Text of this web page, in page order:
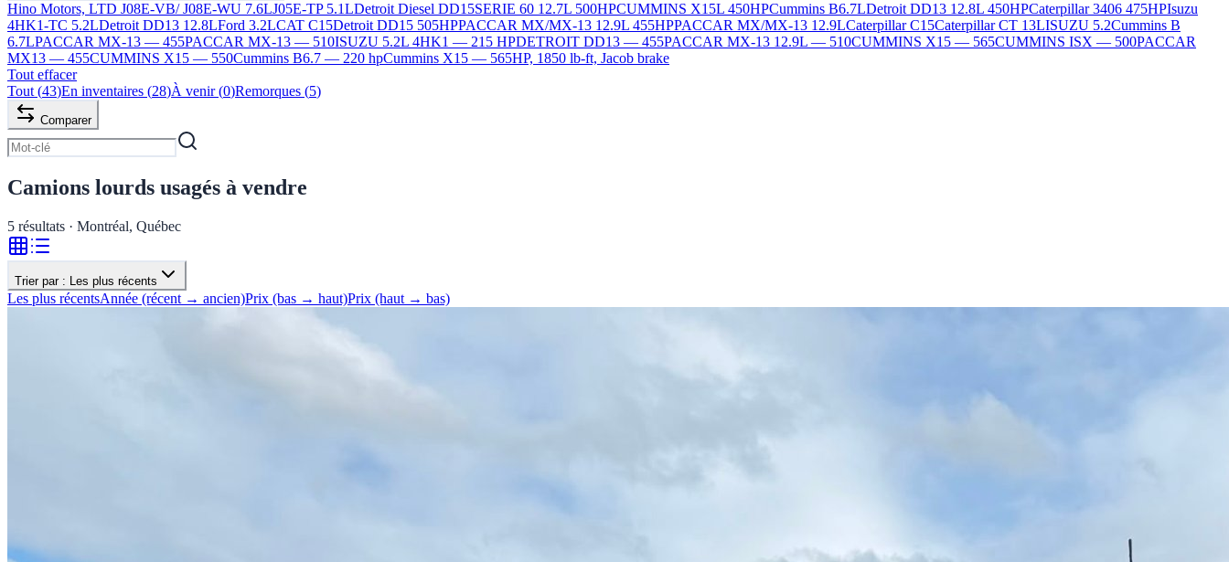
Hino Motors, LTD J08E-VB/ J08E-WU 7.6LJ05E-TP 5.1LDetroit Diesel DD15SERIE 60 12.7L 500HPCUMMINS X15L 450HPCummins B6.7LDetroit DD13 12.8L 450HPCaterpillar 3406 475HPIsuzu
4HK1-TC 5.2LDetroit DD13 12.8LFord 3.2LCAT C15Detroit DD15 505HPPACCAR MX/MX-13 12.9L 455HPPACCAR MX/MX-13 12.9LCaterpillar C15Caterpillar CT 13LISUZU 5.2Cummins B
6.7LPACCAR MX-13 — 455PACCAR MX-13 — 510ISUZU 5.2L 4HK1 — 215 HPDETROIT DD13 — 455PACCAR MX-13 12.9L — 510CUMMINS X15 — 565CUMMINS ISX — 500PACCAR
MX13 — 455CUMMINS X15 — 550Cummins B6.7 — 220 hpCummins X15 — 565HP, 1850 lb-ft, Jacob brake
Tout effacer
Tout (43)En inventaires (28)À venir (0)Remorques (5)
Comparer
Camions lourds usagés à vendre
5 résultats · Montréal, Québec
Trier par : Les plus récents
Les plus récentsAnnée (récent → ancien)Prix (bas → haut)Prix (haut → bas)